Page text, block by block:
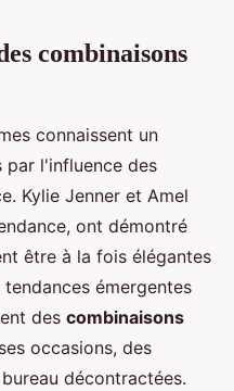
combinaisons
connaissent un
par l'influence des
Kylie Jenner et Amel
ont démontré
être à la fois élégantes
émergentes
des combinaisons
occasions, des
décontractées.